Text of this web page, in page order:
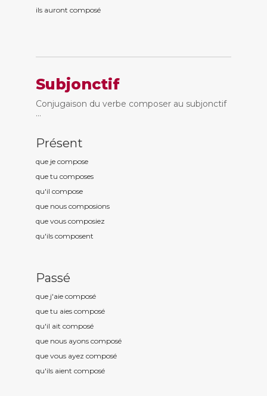
ils auront composé
Subjonctif
Conjugaison du verbe composer au subjonctif
...
Présent
que je compose
que tu composes
qu'il compose
que nous composions
que vous composiez
qu'ils composent
Passé
que j'aie composé
que tu aies composé
qu'il ait composé
que nous ayons composé
que vous ayez composé
qu'ils aient composé